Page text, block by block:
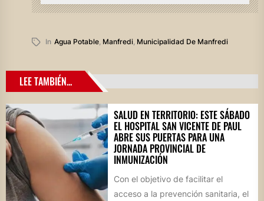
In Agua Potable, Manfredi, Municipalidad De Manfredi
LEE TAMBIÉN...
SALUD EN TERRITORIO: ESTE SÁBADO
EL HOSPITAL SAN VICENTE DE PAUL
ABRE SUS PUERTAS PARA UNA
JORNADA PROVINCIAL DE
INMUNIZACIÓN
Con el objetivo de facilitar el
acceso a la prevención sanitaria, el